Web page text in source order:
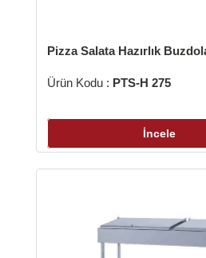
Salata Hazırlık Buzdolabı 2 Kapılı
Kodu :PTS-H 275